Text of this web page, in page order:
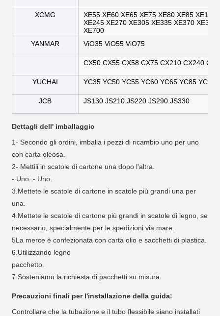
XCMG
XE55 XE60 XE65 XE75 XE80 XE85
XE245 XE270 XE305 XE335 XE370 XE380
XE700
YANMAR
ViO35 ViO55 ViO75
CX50 CX55 CX58 CX75 CX210 CX240
YUCHAI YC35 YC50 YC55 YC60 YC65 YC85
JCB JS130 JS210 JS220 JS290 JS330
Dettagli dell' imballaggio
1- Secondo gli ordini, imballa i pezzi di ricambio uno per uno
con carta oleosa.
2- Mettili in scatole di cartone una dopo l'altra.
- Uno. - Uno.
3.Mettete le scatole di cartone in scatole più grandi una per
una.
4.Mettete le scatole di cartone più grandi in scatole di legno, se
necessario, specialmente per le spedizioni via mare.
5La merce è confezionata con carta olio e sacchetti di plastica.
6.Utilizzando legno
pacchetto.
7.Sosteniamo la richiesta di pacchetti su misura.
Precauzioni finali per l'installazione della guida:
Controllare che la tubazione e il tubo flessibile siano installati